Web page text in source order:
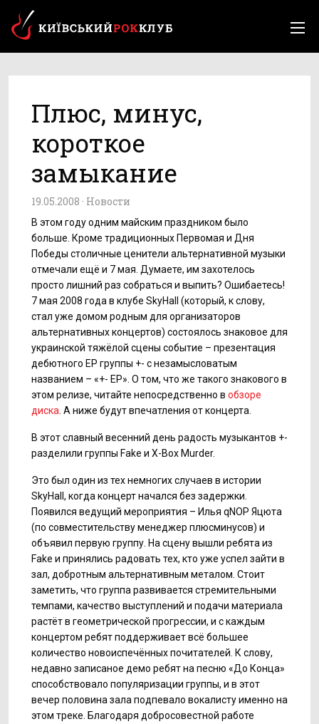
Плюс, минус,
короткое
замыкание
19.05.2008 · Новости
В этом году одним майским праздником было
больше. Кроме традиционных Первомая и Дня
Победы столичные ценители альтернативной музыки
отмечали ещё и 7 мая. Думаете, им захотелось
просто лишний раз собраться и выпить? Ошибаетесь!
7 мая 2008 года в клубе SkyHall (который, к слову,
стал уже домом родным для организаторов
альтернативных концертов) состоялось знаковое для
украинской тяжёлой сцены событие – презентация
дебютного ЕР группы +- с незамысловатым
названием – «+- ЕР». О том, что же такого знакового в
этом релизе, читайте непосредственно в обзоре
диска . А ниже будут впечатления от концерта.
В этот славный весенний день радость музыкантов +-
разделили группы Fake и X-Box Murder.
Это был один из тех немногих случаев в истории
SkyHall, когда концерт начался без задержки.
Появился ведущий мероприятия – Илья qNOP Яцюта
(по совместительству менеджер плюсминусов) и
объявил первую группу. На сцену вышли ребята из
Fake и принялись радовать тех, кто уже успел зайти в
зал, добротным альтернативным металом. Стоит
заметить, что группа развивается стремительными
темпами, качество выступлений и подачи материала
растёт в геометрической прогрессии, и с каждым
концертом ребят поддерживает всё большее
количество новоиспечённых почитателей. К слову,
недавно записаное демо ребят на песню «До Конца»
способствовало популяризации группы, и в этот
вечер половина зала подпевало вокалисту именно на
этом треке. Благодаря добросовестной работе